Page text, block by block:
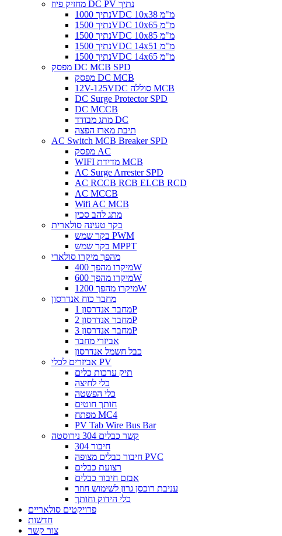
מחזיק פיוז DC PV נתיך
נתיך 1000VDC 10x38 מ"מ
נתיך 1500VDC 10x65 מ"מ
נתיך 1500VDC 10x85 מ"מ
נתיך 1500VDC 14x51 מ"מ
נתיך 1500VDC 14x65 מ"מ
מפסק DC MCB SPD
מפסק DC MCB
12V-125VDC סוללה MCB
DC Surge Protector SPD
DC MCCB
מתג מבודד DC
תיבת מארז הפצה
AC Switch MCB Breaker SPD
מפסק AC
WIFI מדידת MCB
AC Surge Arrester SPD
AC RCCB RCB ELCB RCD
AC MCCB
Wifi AC MCB
מתג להב סכין
בקר טעינה סולארית
בקר שמש PWM
בקר שמש MPPT
מהפך מיקרו סולארי
מיקרו מהפך 400W
מיקרו מהפך 600W
מיקרו מהפך 1200W
מחבר כוח אנדרסון
מחבר אנדרסון 1P
מחבר אנדרסון 2P
מחבר אנדרסון 3P
אביזרי מחבר
כבל חשמל אנדרסון
אביזרים לכלי PV
תיק ערכות כלים
כלי לחיצה
כלי הפשטה
חותך חוטים
מפתח MC4
PV Tab Wire Bus Bar
קשר כבלים 304 נירוסטה
חיבור 304
חיבור כבלים מצופה PVC
רצועת כבלים
אבזם חיבור כבלים
עניבת רוכסן גרון לשימוש חוזר
כלי הידוק וחותך
פרויקטים סולאריים
חדשות
צור קשר